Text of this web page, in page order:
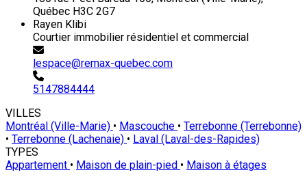
Québec H3C 2G7
Rayen Klibi
Courtier immobilier résidentiel et commercial
lespace@remax-quebec.com
5147884444
VILLES
Montréal (Ville-Marie) • Mascouche • Terrebonne (Terrebonne)
• Terrebonne (Lachenaie) • Laval (Laval-des-Rapides)
TYPES
Appartement • Maison de plain-pied • Maison à étages